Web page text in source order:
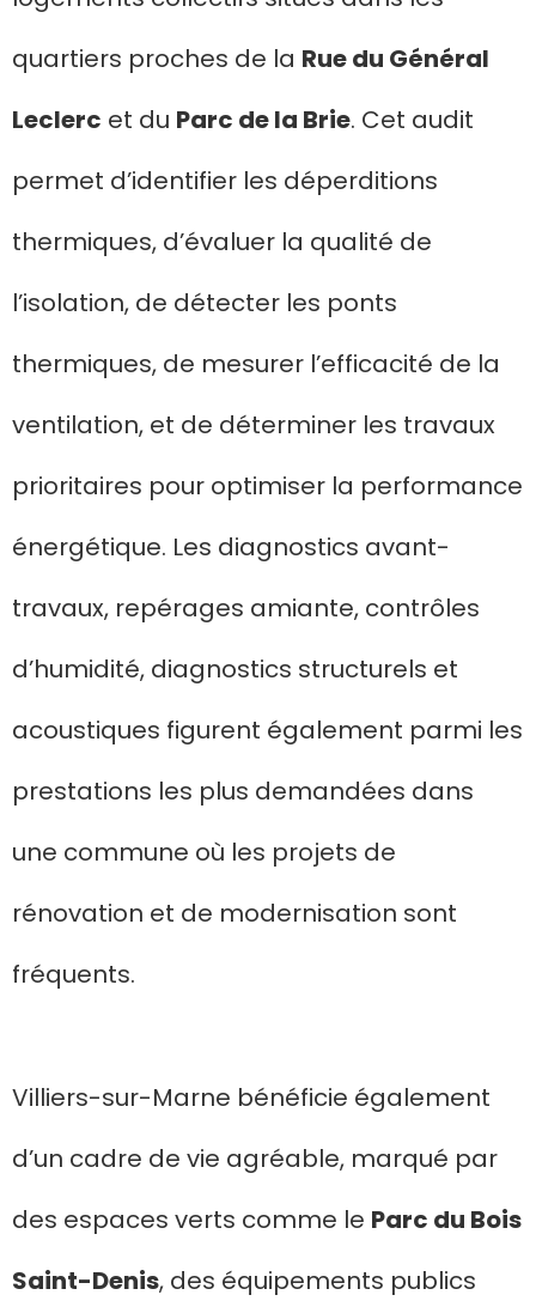
quartiers proches de la Rue du Général
Leclerc et du Parc de la Brie. Cet audit
permet d’identifier les déperditions
thermiques, d’évaluer la qualité de
l’isolation, de détecter les ponts
thermiques, de mesurer l’efficacité de la
ventilation, et de déterminer les travaux
prioritaires pour optimiser la performance
énergétique. Les diagnostics avant-
travaux, repérages amiante, contrôles
d’humidité, diagnostics structurels et
acoustiques figurent également parmi les
prestations les plus demandées dans
une commune où les projets de
rénovation et de modernisation sont
fréquents.
Villiers-sur-Marne bénéficie également
d’un cadre de vie agréable, marqué par
des espaces verts comme le Parc du Bois
Saint-Denis, des équipements publics